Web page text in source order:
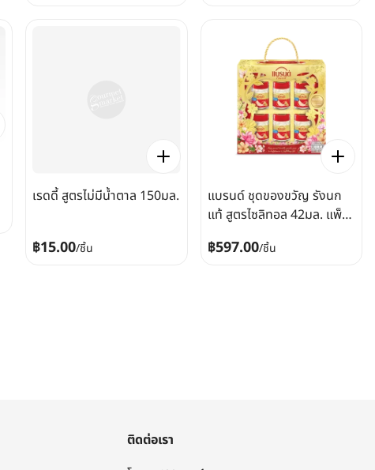
เรดดี้ สูตรไม่มีน้ำตาล 150มล.
฿15.00/ชิ้น
แบรนด์ ชุดของขวัญ รังนก
แท้ สูตรไซลิทอล 42มล. แพ็ค
฿597.00/ชิ้น
ติดต่อเรา